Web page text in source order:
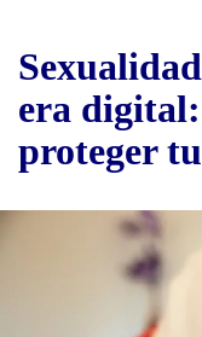
era
proteger